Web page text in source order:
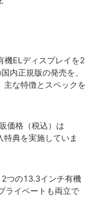
ELディスプレイを2
国内正規版の発売を、
主な特徴とスペックを
価格（税込）は
典を実施していま
つの13.3インチ有機
ライベートも両立で